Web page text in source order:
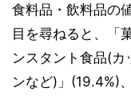
食料品・飲料品の
目を尋ねると、「
ンスタント食品(カ
ンなど)」(19.4%)